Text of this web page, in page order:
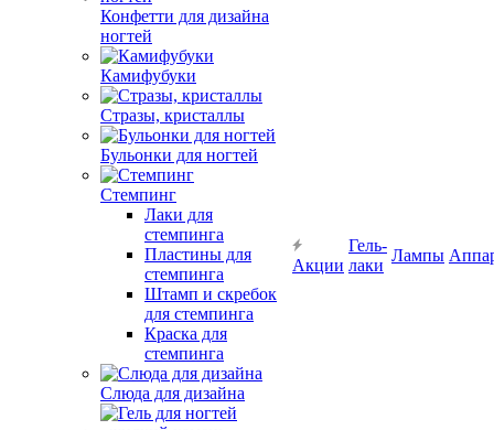
Конфетти для дизайна
ногтей
Камифубуки
Стразы, кристаллы
Бульонки для ногтей
Стемпинг
Лаки для
стемпинга
Пластины для
стемпинга
Штамп и скребок
для стемпинга
Краска для
стемпинга
Слюда для дизайна
Акции
Гель-
лаки
Лампы